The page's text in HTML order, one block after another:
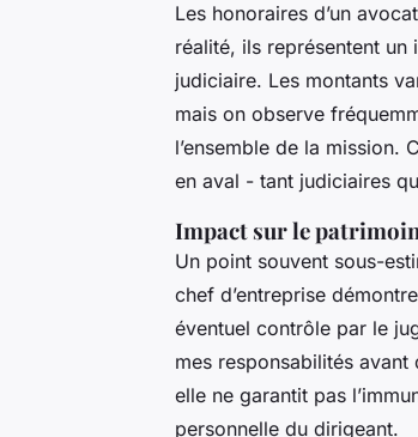
Les honoraires d’un
réalité, ils représentent un
judiciaire. Les montants
mais on observe
l’ensemble de la mission.
en aval - tant judiciaires
Impact sur le
Un point souvent sous-
chef d’entreprise
éventuel contrôle par le
mes responsabilités
elle ne garantit pas
personnelle du dirigeant.